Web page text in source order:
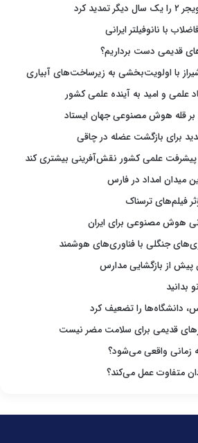
قدیمی دست برداریم؟
با اولویت‌بخشی به زیرساخت‌های آبیاری
علمی و امید به آینده علمی کشور
قله هوش مصنوعی جهان ایستاد
جدید برای بازگشت عضله در چاقی
علمی کشور نقش‌آفرینی بیشتری کند
میدان امداد در فارس
فیلم‌های ترسناک
جنگلی با فناوری‌های هوشمند
بدانید
دانشگاه‌ها را تضعیف کرد
قدیمی برای سلامت مضر نیست
واقعی می‌شود؟
متفاوت عمل می‌کند؟